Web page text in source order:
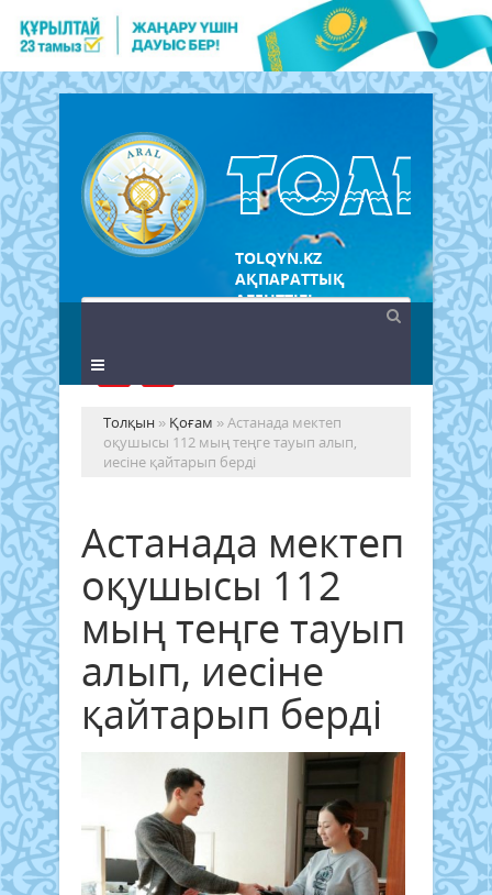
TOLQYN.KZ
АҚПАРАТТЫҚ
АГЕНТТІГІ
Толқын » Қоғам » Астанада мектеп
оқушысы 112 мың теңге тауып алып,
иесіне қайтарып берді
Астанада мектеп
оқушысы 112
мың теңге тауып
алып, иесіне
қайтарып берді